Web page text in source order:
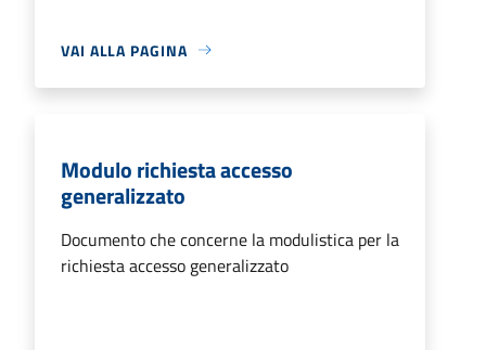
VAI ALLA PAGINA
Modulo richiesta accesso
generalizzato
Documento che concerne la modulistica per la
richiesta accesso generalizzato